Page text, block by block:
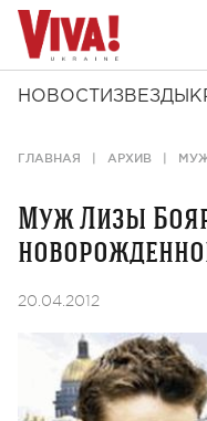
НОВОСТИ ЗВЕЗДЫ
ГЛАВНАЯ АРХИВ
Муж Лизы
20.04.2012